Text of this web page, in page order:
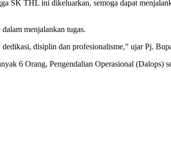
SK THL ini dikeluarkan, semoga dapat
menjalankan tugas.
disiplin dan profesionalisme,” ujar Pj.
6 Orang, Pengendalian Operasional (Dalops)